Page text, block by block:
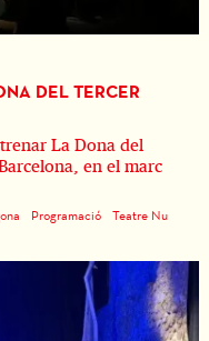
DEL TERCER
La Dona del
en el marc
Programació Teatre Nu